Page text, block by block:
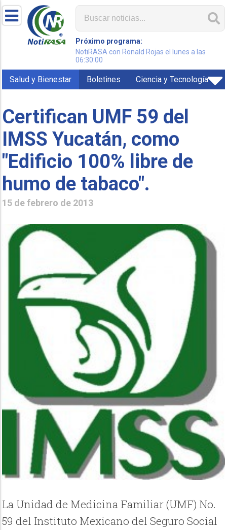
Próximo programa:
NotiRASA con Ronald Rojas el lunes a las
06:30:00
Salud y Bienestar Boletines Ciencia y Tecnología
Certifican UMF 59 del
IMSS Yucatán, como
"Edificio 100% libre de
humo de tabaco".
15 de febrero de 2013
La Unidad de Medicina Familiar (UMF) No.
59 del Instituto Mexicano del Seguro Social